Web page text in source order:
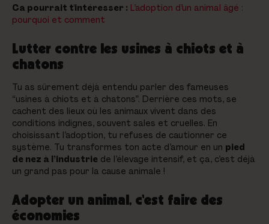
Ca pourrait t'intéresser : L’adoption d’un animal âgé :
pourquoi et comment
Lutter contre les usines à chiots et à
chatons
Tu as sûrement déjà entendu parler des fameuses
“usines à chiots et à chatons”. Derrière ces mots, se
cachent des lieux où les animaux vivent dans des
conditions indignes, souvent sales et cruelles. En
choisissant l’adoption, tu refuses de cautionner ce
système. Tu transformes ton acte d’amour en un pied
de nez à l’industrie de l’élevage intensif, et ça, c’est déjà
un grand pas pour la cause animale !
Adopter un animal, c'est faire des
économies